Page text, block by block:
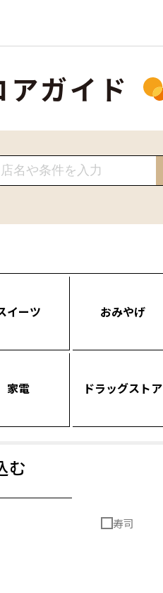
ガイド
イーツ おみやげ
家電 ドラッグストア
む
寿司